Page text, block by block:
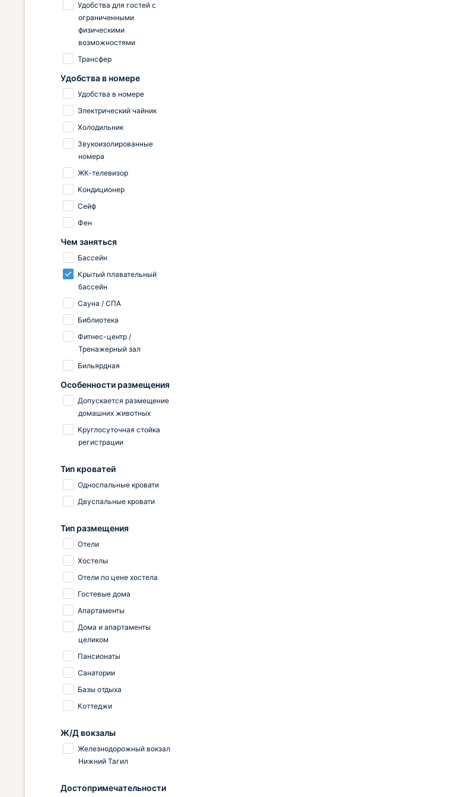
Удобства для гостей с
ограниченными
физическими
возможностями
Трансфер
Удобства в номере
Удобства в номере
Электрический чайник
Холодильник
Звукоизолированные
номера
ЖК-телевизор
Кондиционер
Сейф
Фен
Чем заняться
Бассейн
Крытый плавательный
бассейн
Сауна / СПА
Библиотека
Фитнес-центр /
Тренажерный зал
Бильярдная
Особенности размещения
Допускается размещение
домашних животных
Круглосуточная стойка
регистрации
Тип кроватей
Односпальные кровати
Двуспальные кровати
Тип размещения
Отели
Хостелы
Отели по цене хостела
Гостевые дома
Апартаменты
Дома и апартаменты
целиком
Пансионаты
Санатории
Базы отдыха
Коттеджи
Ж/Д вокзалы
Железнодорожный вокзал
Нижний Тагил
Достопримечательности